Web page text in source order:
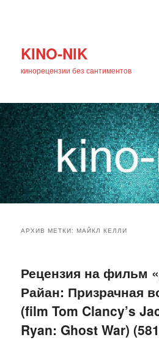
KINO-NIK
кинорецензии без сантиментов
основному
содержимому
дополнительному
содержимому
АРХИВ МЕТКИ:МАЙКЛ КЕЛЛИ
Рецензия на фильм
Райан: Призрачная
(film Tom Clancy’s
Ryan: Ghost War)